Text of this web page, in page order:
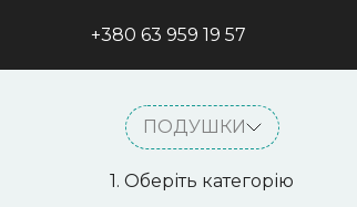
+380 63 959 19 57
ПОДУШКИ
1. Оберіть категорію